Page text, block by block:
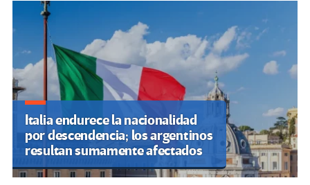
Italia endurece la nacionalidad
por descendencia; los argentinos
resultan sumamente afectados